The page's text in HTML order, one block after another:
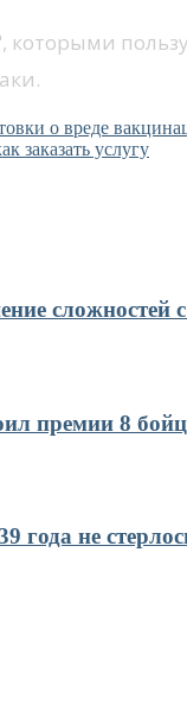
о вреде
заказать услугу
сложностей
премии 8
года не